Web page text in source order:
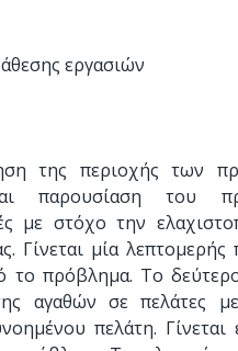
εργασιών
της περιοχής των
παρουσίαση του
με στόχο την
Γίνεται μία λεπτομερής
το πρόβλημα. Το
αγαθών σε πελάτες
πελάτη. Γίνεται